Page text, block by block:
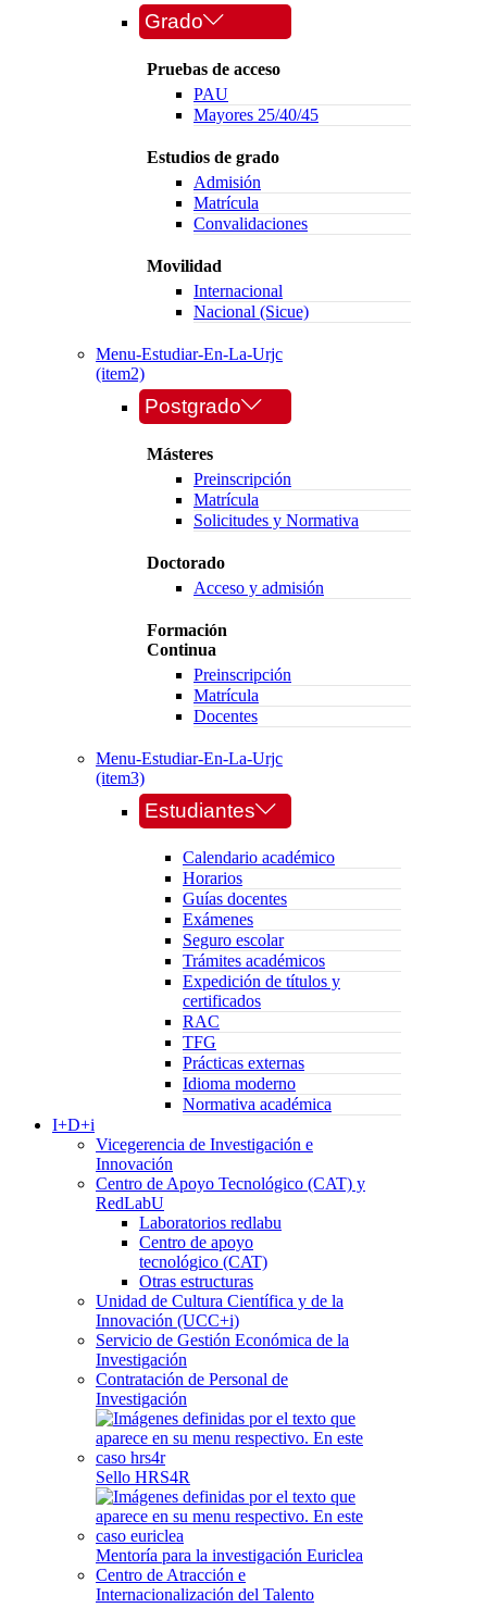
Grado
Pruebas de acceso
PAU
Mayores 25/40/45
Estudios de grado
Admisión
Matrícula
Convalidaciones
Movilidad
Internacional
Nacional (Sicue)
Menu-Estudiar-En-La-Urjc
(item2)
Postgrado
Másteres
Preinscripción
Matrícula
Solicitudes y Normativa
Doctorado
Acceso y admisión
Formación
Continua
Preinscripción
Matrícula
Docentes
Menu-Estudiar-En-La-Urjc
(item3)
Estudiantes
Calendario académico
Horarios
Guías docentes
Exámenes
Seguro escolar
Trámites académicos
Expedición de títulos y
certificados
RAC
TFG
Prácticas externas
Idioma moderno
Normativa académica
I+D+i
Vicegerencia de Investigación e
Innovación
Centro de Apoyo Tecnológico (CAT) y
RedLabU
Laboratorios redlabu
Centro de apoyo
tecnológico (CAT)
Otras estructuras
Unidad de Cultura Científica y de la
Innovación (UCC+i)
Servicio de Gestión Económica de la
Investigación
Contratación de Personal de
Investigación
Sello HRS4R
Mentoría para la investigación Euriclea
Centro de Atracción e
Internacionalización del Talento